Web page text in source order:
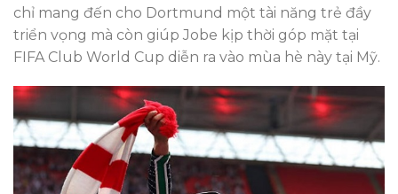
chỉ mang đến cho Dortmund một tài năng trẻ đầy
triển vọng mà còn giúp Jobe kịp thời góp mặt tại
FIFA Club World Cup diễn ra vào mùa hè này tại Mỹ.